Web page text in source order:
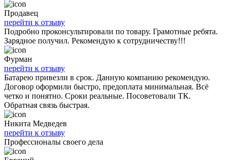
Продавец
перейти к отзыву
Подробно проконсультировали по товару. Грамотные ребята.
Зарядное получил. Рекомендую к сотрудничеству!!!
Фурман
перейти к отзыву
Батарею привезли в срок. Данную компанию рекомендую.
Договор оформили быстро, предоплата минимальная. Всё
четко и понятно. Сроки реальные. Посоветовали ТК.
Обратная связь быстрая.
Никита Медведев
перейти к отзыву
Профессионалы своего дела